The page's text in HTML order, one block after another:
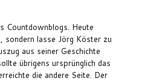
Countdownblogs. Heute
sondern lasse Jörg Köster zu
aus seiner Geschichte
übrigens ursprünglich das
die andere Seite. Der